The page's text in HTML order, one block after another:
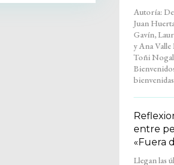
Autoría:
Juan
Gavín,
y Ana Valle Edición:
Toñi
quienes
quedarse”. Un espacio
tranquilo, hecho
escuchar sin
entre
«Fuera
Llegan las
nuestro propio